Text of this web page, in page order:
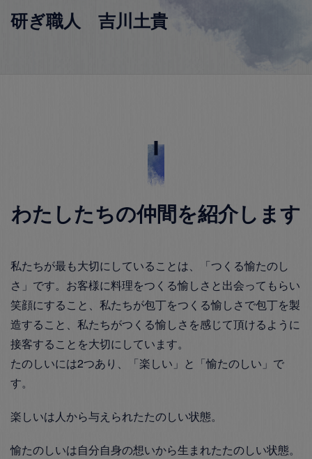
研ぎ職人 吉川土貴
わたしたちの仲間を紹介します
私たちが最も大切にしていることは、「つくる愉たのし
さ」です。お客様に料理をつくる愉しさと出会ってもらい
笑顔にすること、私たちが包丁をつくる愉しさで包丁を製
造すること、私たちがつくる愉しさを感じて頂けるように
接客することを大切にしています。
たのしいには2つあり、「楽しい」と「愉たのしい」で
す。
楽しいは人から与えられたたのしい状態。
愉たのしいは自分自身の想いから生まれたたのしい状態。